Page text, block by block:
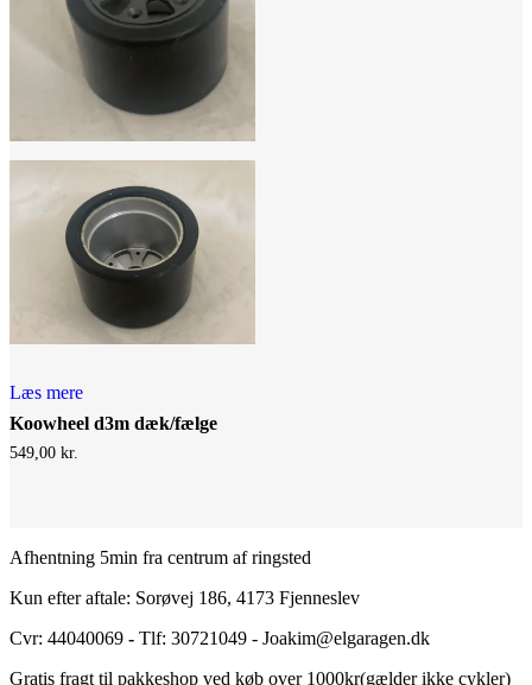
Læs mere
Koowheel d3m dæk/fælge
549,00 kr.
Afhentning 5min fra centrum af ringsted
Kun efter aftale: Sorøvej 186, 4173 Fjenneslev
Cvr: 44040069 - Tlf: 30721049 - Joakim@elgaragen.dk
Gratis fragt til pakkeshop ved køb over 1000kr(gælder ikke cykler)